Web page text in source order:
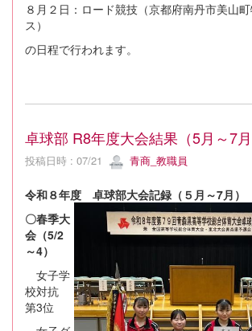
８月２日：ロード競技（京都府南丹市美山
ス）
の日程で行われます。
卓球部 R8年度大会結果（5月～7月
投稿日時 : 07/21 青商_教職員
令和８年度 卓球部大会記録（５月～7月）
〇春季大
会（5/2
～4）
女子学
校対抗
第3位